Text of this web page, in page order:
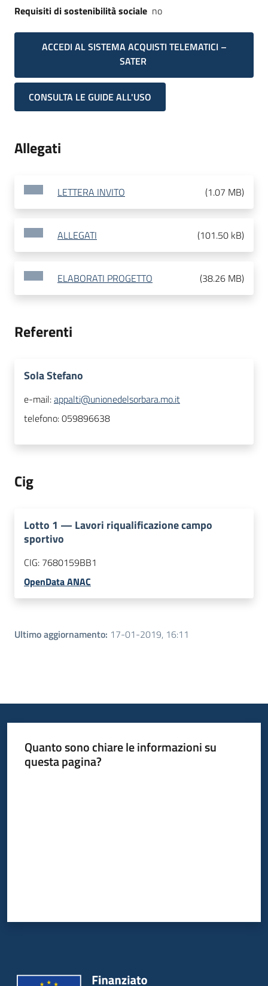
Requisiti di sostenibilità sociale no
ACCEDI AL SISTEMA ACQUISTI TELEMATICI –
SATER
CONSULTA LE GUIDE ALL'USO
Allegati
LETTERA INVITO (1.07 MB)
ALLEGATI (101.50 kB)
ELABORATI PROGETTO (38.26 MB)
Referenti
Sola Stefano
e-mail:appalti@unionedelsorbara.mo.it
telefono:059896638
Cig
Lotto 1 — Lavori riqualificazione campo
sportivo
CIG: 7680159BB1
OpenData ANAC
Ultimo aggiornamento: 17-01-2019, 16:11
Quanto sono chiare le informazioni su
questa pagina?